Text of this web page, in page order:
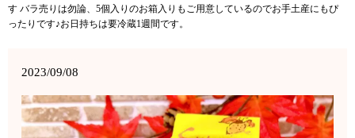
す バラ売りは勿論、5個入りのお箱入りもご用意しているのでお手土産にもぴ
ったりです♪お日持ちは要冷蔵1週間です。
2023/09/08